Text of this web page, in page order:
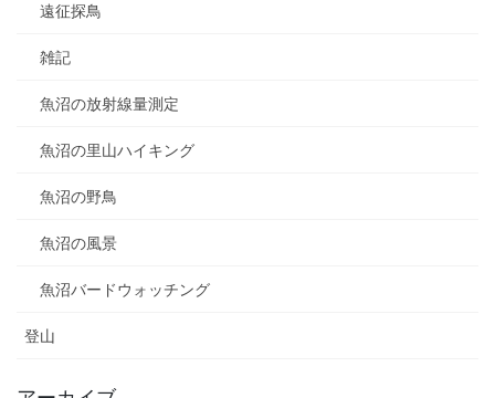
遠征探鳥
雑記
魚沼の放射線量測定
魚沼の里山ハイキング
魚沼の野鳥
魚沼の風景
魚沼バードウォッチング
登山